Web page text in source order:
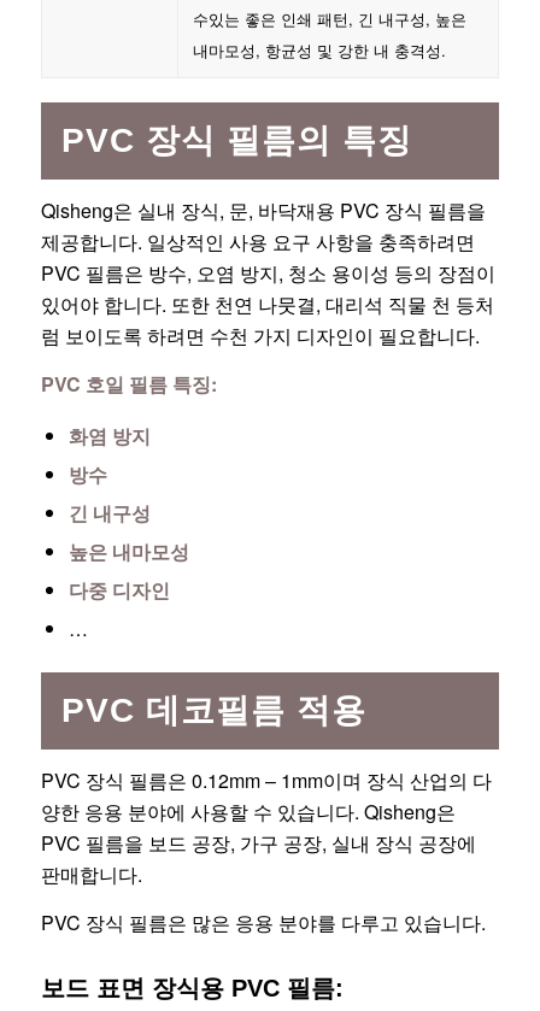
수있는 좋은 인쇄 패턴, 긴 내구성, 높은
내마모성, 항균성 및 강한 내 충격성.
PVC 장식 필름의 특징
Qisheng은 실내 장식, 문, 바닥재용 PVC 장식 필름을
제공합니다. 일상적인 사용 요구 사항을 충족하려면
PVC 필름은 방수, 오염 방지, 청소 용이성 등의 장점이
있어야 합니다. 또한 천연 나뭇결, 대리석 직물 천 등처
럼 보이도록 하려면 수천 가지 디자인이 필요합니다.
PVC 호일 필름 특징:
화염 방지
방수
긴 내구성
높은 내마모성
다중 디자인
…
PVC 데코필름 적용
PVC 장식 필름은 0.12mm – 1mm이며 장식 산업의 다
양한 응용 분야에 사용할 수 있습니다. Qisheng은
PVC 필름을 보드 공장, 가구 공장, 실내 장식 공장에
판매합니다.
PVC 장식 필름은 많은 응용 분야를 다루고 있습니다.
보드 표면 장식용 PVC 필름: